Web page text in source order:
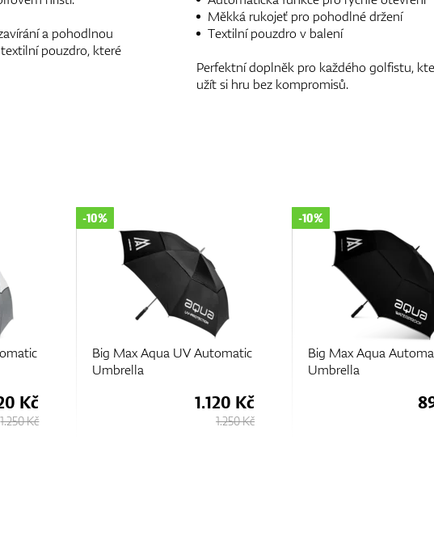
a pohodlnou
pouzdro, které
Měkká rukojeť pro pohodlné držení
Textilní pouzdro v balení
Perfektní doplněk pro každého golfistu,
užít si hru bez kompromisů.
Kč
1.250 Kč
Big Max Aqua UV Automatic
Umbrella
-10%
1.120 Kč
1.250 Kč
Big Max Aqua
Umbrella
-10%